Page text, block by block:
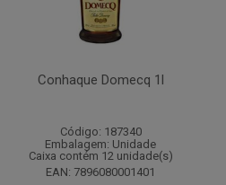
Conhaque Domecq 1l
Código: 187340
Embalagem: Unidade
Caixa contém 12 unidade(s)
EAN: 7896080001401